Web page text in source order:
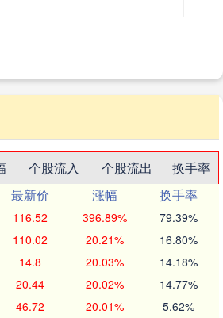
个股流入 个股流出
换手率
最新价 涨幅
换手率
116.52 396.89% 79.39%
110.02 20.21% 16.80%
14.8 20.03% 14.18%
20.44 20.02% 14.77%
46.72 20.01% 5.62%